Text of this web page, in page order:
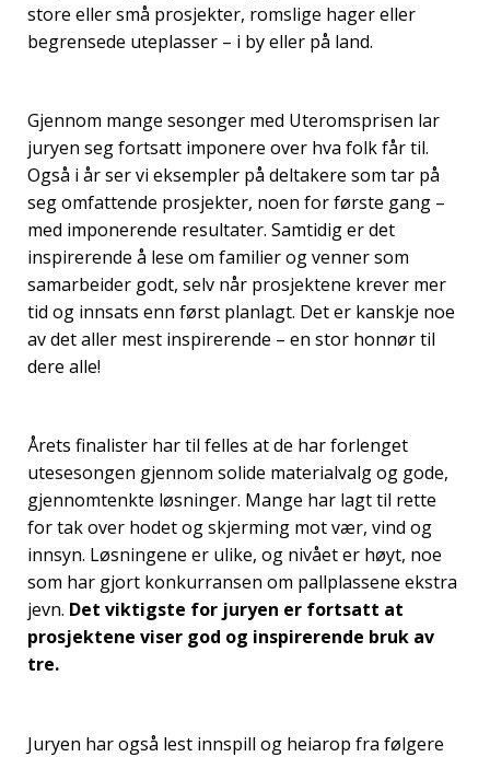
store eller små prosjekter, romslige hager eller
begrensede uteplasser – i by eller på land.
Gjennom mange sesonger med Uteromsprisen lar
juryen seg fortsatt imponere over hva folk får til.
Også i år ser vi eksempler på deltakere som tar på
seg omfattende prosjekter, noen for første gang –
med imponerende resultater. Samtidig er det
inspirerende å lese om familier og venner som
samarbeider godt, selv når prosjektene krever mer
tid og innsats enn først planlagt. Det er kanskje noe
av det aller mest inspirerende – en stor honnør til
dere alle!
Årets finalister har til felles at de har forlenget
utesesongen gjennom solide materialvalg og gode,
gjennomtenkte løsninger. Mange har lagt til rette
for tak over hodet og skjerming mot vær, vind og
innsyn. Løsningene er ulike, og nivået er høyt, noe
som har gjort konkurransen om pallplassene ekstra
jevn. Det viktigste for juryen er fortsatt at
prosjektene viser god og inspirerende bruk av
tre.
Juryen har også lest innspill og heiarop fra følgere